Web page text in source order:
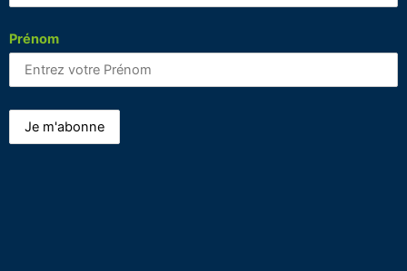
Prénom